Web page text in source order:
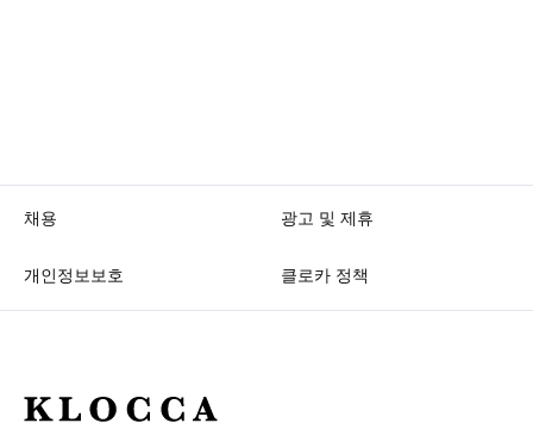
채용 광고 및 제휴
개인정보보호 클로카 정책
K